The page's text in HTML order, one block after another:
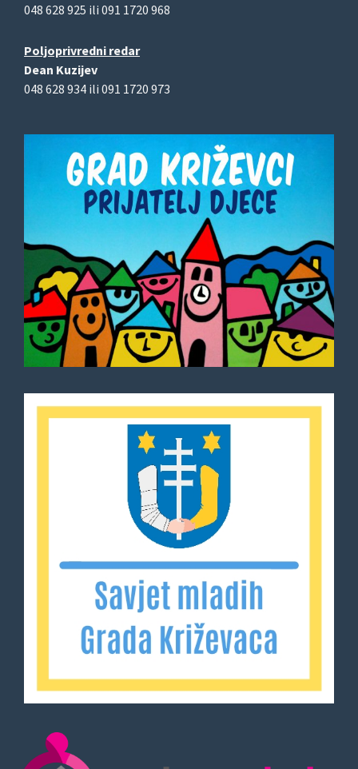
048 628 925 ili 091 1720 968
Poljoprivredni redar
Dean Kuzijev
048 628 934 ili 091 1720 973